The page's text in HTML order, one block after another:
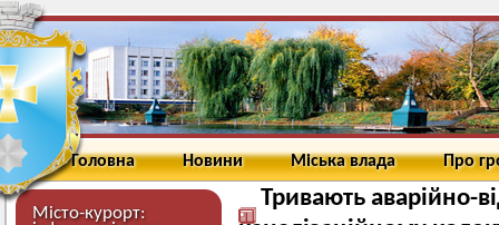
Головна Новини Міська влада Про
Місто-курорт:
Тривають аварійно-